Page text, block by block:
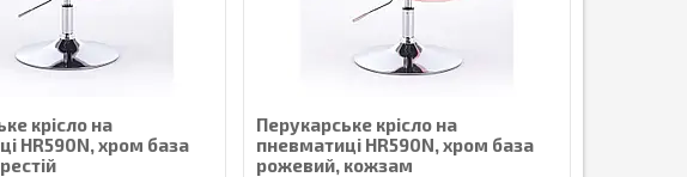
крісло на
HR590N, хром база
Перукарське крісло на
пневматиці HR590N, хром база
рожевий, кожзам